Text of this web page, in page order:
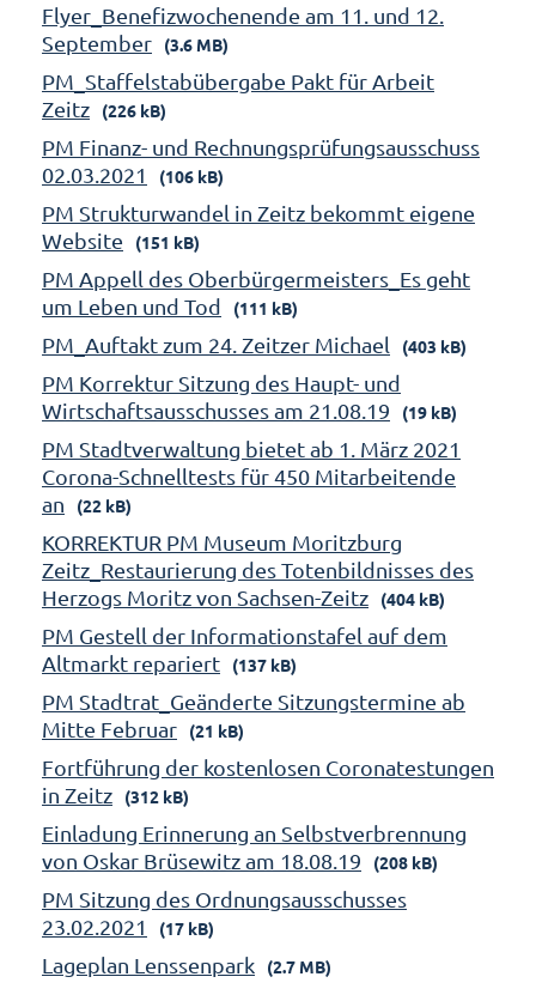
Flyer_Benefizwochenende am 11. und 12.
September
(3.6 MB)
PM_Staffelstabübergabe Pakt für Arbeit
Zeitz
(226 kB)
PM Finanz- und Rechnungsprüfungsausschuss
02.03.2021
(106 kB)
PM Strukturwandel in Zeitz bekommt eigene
Website
(151 kB)
PM Appell des Oberbürgermeisters_Es geht
um Leben und Tod
(111 kB)
PM_Auftakt zum 24. Zeitzer Michael (403 kB)
PM Korrektur Sitzung des Haupt- und
Wirtschaftsausschusses am 21.08.19
(19 kB)
PM Stadtverwaltung bietet ab 1. März 2021
Corona-Schnelltests für 450 Mitarbeitende
an
(22 kB)
KORREKTUR PM Museum Moritzburg
Zeitz_Restaurierung des Totenbildnisses des
Herzogs Moritz von Sachsen-Zeitz
(404 kB)
PM Gestell der Informationstafel auf dem
Altmarkt repariert
(137 kB)
PM Stadtrat_Geänderte Sitzungstermine ab
Mitte Februar
(21 kB)
Fortführung der kostenlosen Coronatestungen
in Zeitz
(312 kB)
Einladung Erinnerung an Selbstverbrennung
von Oskar Brüsewitz am 18.08.19
(208 kB)
PM Sitzung des Ordnungsausschusses
23.02.2021
(17 kB)
Lageplan Lenssenpark (2.7 MB)